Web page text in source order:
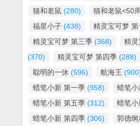
猫和老鼠 (280) 猫和老鼠<50
福星小子 (438) 精灵宝可梦 第
精灵宝可梦 第三季 (368)
精灵
(370)
精灵宝可梦 第四季 (288)
聪明的一休 (596) 航海王
蜡笔小新 第一季 (958) 蜡笔
蜡笔小新 第五季 (312) 蜡笔
蜡笔小新 第四季 (306)
郭德